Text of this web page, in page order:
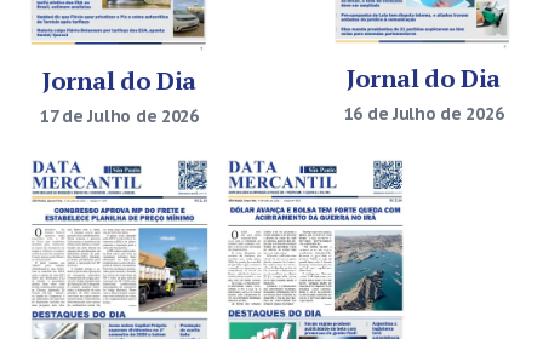
Jornal do Dia
17 de Julho de 2026
Jornal do Dia
16 de Julho de 2026